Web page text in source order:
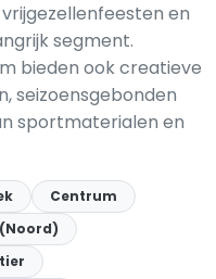
en
segment.
bieden ook creatieve
seizoensgebonden
sportmaterialen en
Centrum